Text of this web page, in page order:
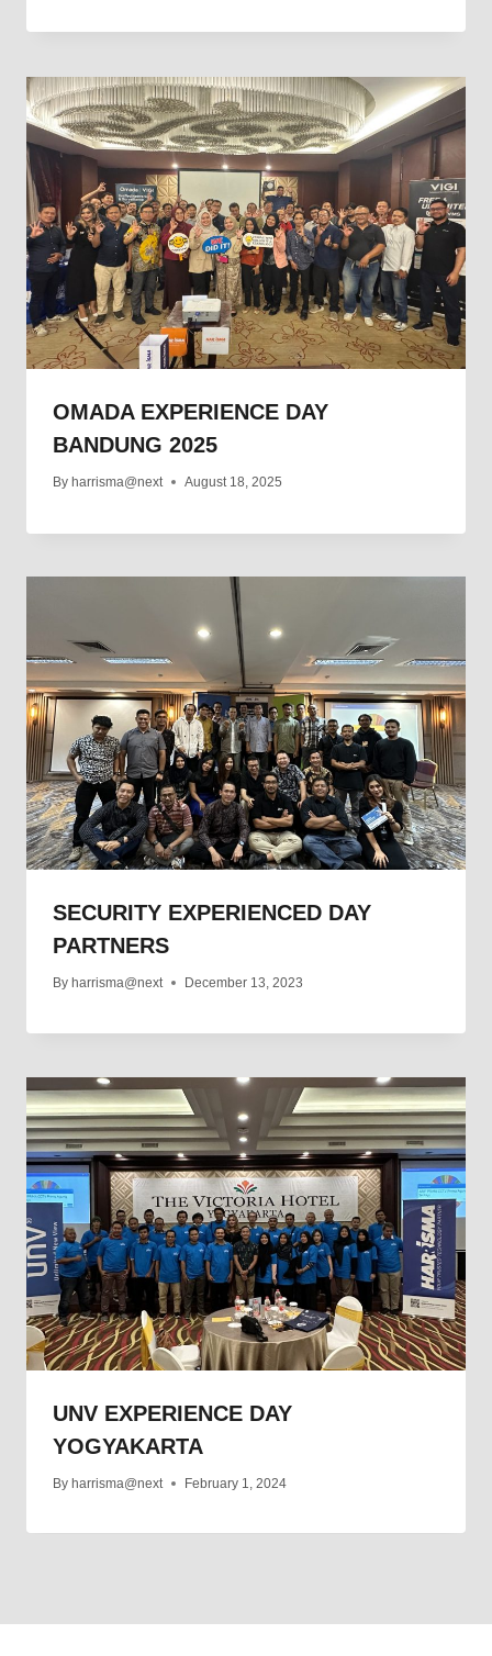
OMADA EXPERIENCE DAY
BANDUNG 2025
By harrisma@next August 18, 2025
SECURITY EXPERIENCED DAY
PARTNERS
By harrisma@next December 13, 2023
UNV EXPERIENCE DAY
YOGYAKARTA
By harrisma@next February 1, 2024